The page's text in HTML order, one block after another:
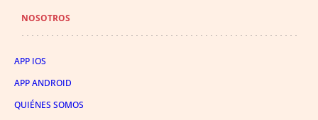
NOSOTROS
APP IOS
APP ANDROID
QUIÉNES SOMOS